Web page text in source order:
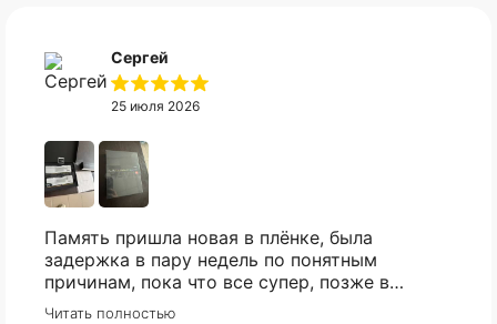
Сергей
25 июля 2026
Память пришла новая в плёнке, была
задержка в пару недель по понятным
причинам, пока что все супер, позже в
сборке проверю и отзыв дополню
Читать полностью